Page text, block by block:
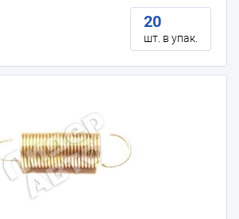
20
шт. в упак.